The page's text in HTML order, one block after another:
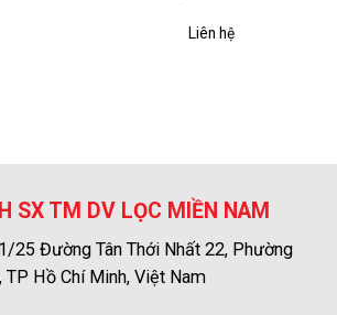
Liên hệ
SX TM DV LỌC MIỀN NAM
25 Đường Tân Thới Nhất 22, Phường
Hồ Chí Minh, Việt Nam